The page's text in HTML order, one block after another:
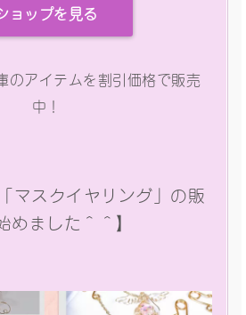
ョップを見る
のアイテムを割引価格で販売
中！
マスクイヤリング」の販
めました＾＾】